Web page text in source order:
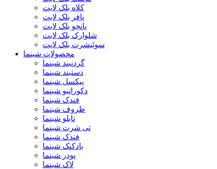
کلاه بلک لایت
پافر بلک لایت
پانچو بلک لایت
شلوارک بلک لایت
سوئیشرت بلک لایت
محصولات شبنما
گردنبند شبنما
دستبند شبنما
پیکسل شبنما
دکوراتیو شبنما
فندک شبنما
ظروف شبنما
تابلو شبنما
تی شرت شبنما
فندک شبنما
بادکنک شبنما
پودر شبنما
لاک شبنما